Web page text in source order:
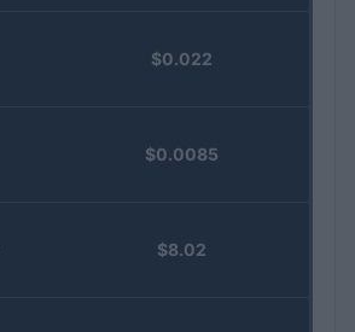
$0.022
$0.0085
$8.02